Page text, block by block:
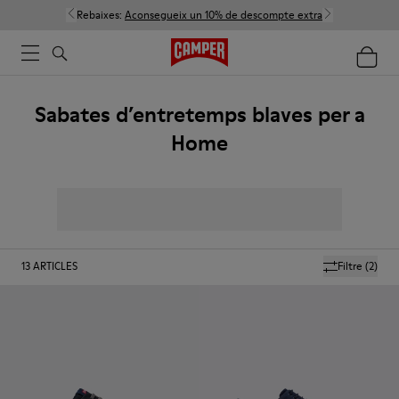
Rebaixes: Aconsegueix un 10% de descompte extra
Sabates d’entretemps blaves per a
Home
Filtre (2)
13ARTICLES